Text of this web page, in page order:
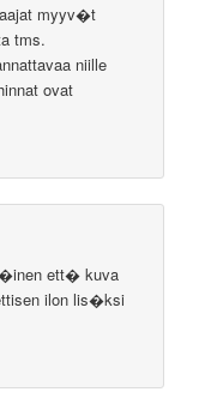
myyv�t
tms.
niille
ovat
ett� kuva
ilon lis�ksi